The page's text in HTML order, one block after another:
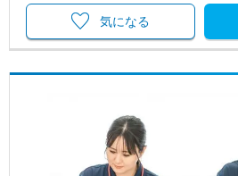
気になる